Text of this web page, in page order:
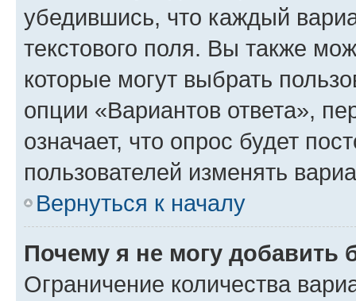
убедившись, что каждый
текстового поля. Вы также
которые могут выбрать
опции «Вариантов ответа»,
означает, что опрос будет
пользователей изменять
Вернуться к началу
Почему я не могу добавить
Ограничение количества